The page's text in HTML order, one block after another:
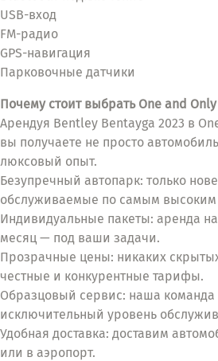
USB-вход
FM-радио
GPS-навигация
Парковочные датчики
Почему стоит выбрать One and
Арендуя Bentley Bentayga 2023 в
вы получаете не просто
люксовый опыт.
Безупречный автопарк: только
обслуживаемые по самым высоким
Индивидуальные пакеты: аренда
месяц — под ваши задачи.
Прозрачные цены: никаких
честные и конкурентные тарифы.
Образцовый сервис: наша команда
исключительный уровень
Удобная доставка: доставим
или в аэропорт.